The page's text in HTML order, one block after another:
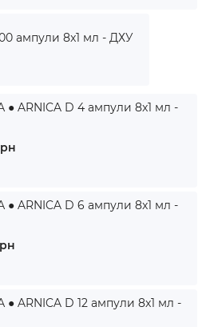
ампули 8x1 мл - ДХУ
● ARNICA D 4 ампули 8x1 мл -
● ARNICA D 6 ампули 8x1 мл -
● ARNICA D 12 ампули 8x1 мл -